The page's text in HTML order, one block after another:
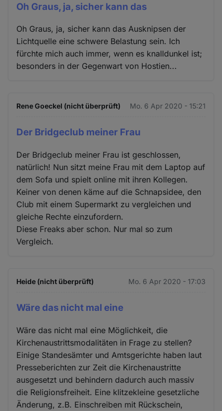
Oh Graus, ja, sicher kann das
Oh Graus, ja, sicher kann das Ausknipsen der
Lichtquelle eine schwere Belastung sein. Ich
fürchte mich auch immer, wenn es knalldunkel ist;
besonders in der Gegenwart von Hostien...
Rene Goeckel (nicht überprüft) Mo. 6 Apr 2020 - 15:21
Der Bridgeclub meiner Frau
Der Bridgeclub meiner Frau ist geschlossen,
natürlich! Nun sitzt meine Frau mit dem Laptop auf
dem Sofa und spielt online mit ihren Kollegen.
Keiner von denen käme auf die Schnapsidee, den
Club mit einem Supermarkt zu vergleichen und
gleiche Rechte einzufordern.
Diese Freaks aber schon. Nur mal so zum
Vergleich.
Heide (nicht überprüft) Mo. 6 Apr 2020 - 17:03
Wäre das nicht mal eine
Wäre das nicht mal eine Möglichkeit, die
Kirchenaustrittsmodalitäten in Frage zu stellen?
Einige Standesämter und Amtsgerichte haben laut
Presseberichten zur Zeit die Kirchenaustritte
ausgesetzt und behindern dadurch auch massiv
die Religionsfreiheit. Eine klitzekleine gesetzliche
Änderung, z.B. Einschreiben mit Rückschein,